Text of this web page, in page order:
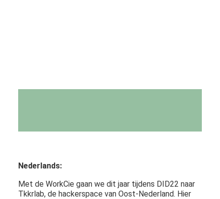
Nederlands:
Met de WorkCie gaan we dit jaar tijdens DID22 naar
Tkkrlab, de hackerspace van Oost-Nederland. Hier